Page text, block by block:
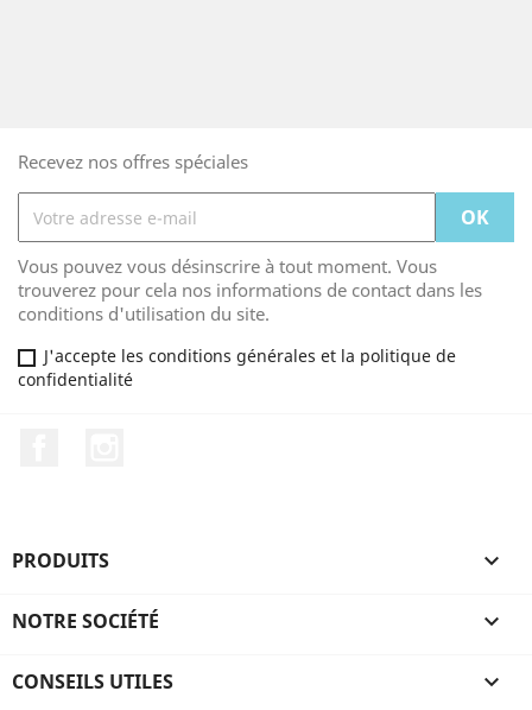
Recevez nos offres spéciales
Vous pouvez vous désinscrire à tout moment. Vous
trouverez pour cela nos informations de contact dans les
conditions d'utilisation du site.
J'accepte les conditions générales et la politique de
confidentialité
PRODUITS 
NOTRE SOCIÉTÉ 
CONSEILS UTILES 